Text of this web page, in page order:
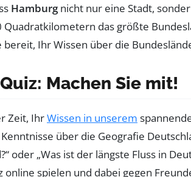
Hamburgnicht nur eine Stadt,
Quadratkilometern das größte
bereit, Ihr Wissen über die
Machen Sie mit!
Zeit, IhrWissen in unserem
über die Geografie
oder „Was ist der längste Fluss in
online spielen und dabei gegen